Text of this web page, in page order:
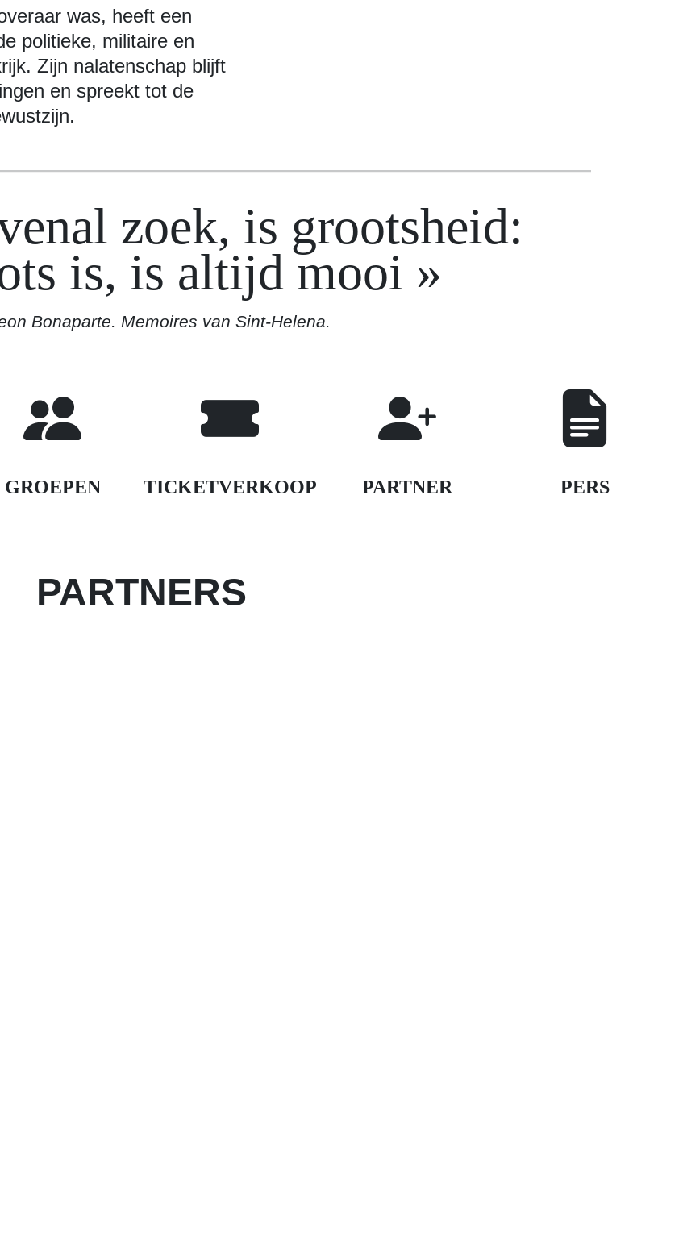
was, heeft een
politieke, militaire en
Zijn nalatenschap blijft
en spreekt tot de
zoek, is grootsheid:
is, is altijd mooi
Bonaparte. Memoires van Sint-Helena.
GROEPEN TICKETVERKOOP PARTNER PERS
PARTNERS